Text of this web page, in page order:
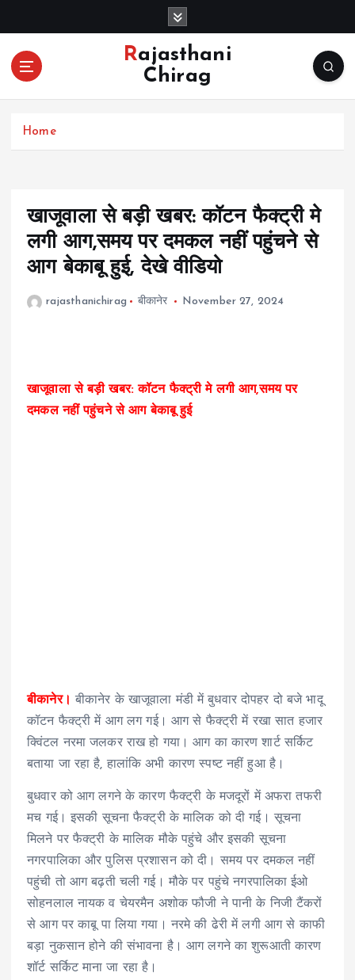
o
Rajasthani
Chirag
Home
खाजूवाला से बड़ी खबर: कॉटन फैक्ट्री मे
लगी आग,समय पर दमकल नहीं पहुंचने से
आग बेकाबू हुई, देखे वीडियो
rajasthanichirag बीकानेर November 27, 2024
खाजूवाला से बड़ी खबर: कॉटन फैक्ट्री मे लगी आग,समय पर
दमकल नहीं पहुंचने से आग बेकाबू हुई
बीकानेर। बीकानेर के खाजूवाला मंडी में बुधवार दोपहर दो बजे भादू
कॉटन फैक्ट्री में आग लग गई। आग से फैक्ट्री में रखा सात हजार
क्विंटल नरमा जलकर राख हो गया। आग का कारण शार्ट सर्किट
बताया जा रहा है, हालांकि अभी कारण स्पष्ट नहीं हुआ है।
बुधवार को आग लगने के कारण फैक्ट्री के मजदूरों में अफरा तफरी
मच गई। इसकी सूचना फैक्ट्री के मालिक को दी गई। सूचना
मिलने पर फैक्ट्री के मालिक मौके पहुंचे और इसकी सूचना
नगरपालिका और पुलिस प्रशासन को दी। समय पर दमकल नहीं
पहुंची तो आग बढ़ती चली गई। मौके पर पहुंचे नगरपालिका ईओ
सोहनलाल नायक व चेयरमैन अशोक फौजी ने पानी के निजी टैंकरों
से आग पर काबू पा लिया गया। नरमे की ढेरी में लगी आग से काफी
बड़ा नुकसान होने की संभावना है। आग लगने का शुरूआती कारण
शॉर्ट सर्किट माना जा रहा है।